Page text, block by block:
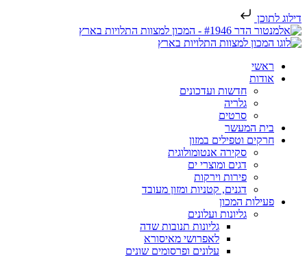
דילוג לתוכן
ראשי
אודות
חדשות ועדכונים
גלריה
סרטים
בית המעשר
חרקים וטפילים במזון
סקירה אנטומולוגית
דגים ומוצרי ים
פירות וירקות
דגנים, קטניות ומזון מעובד
פעילות המכון
גליונות ועלונים
גליונות תנובות שדה
לאפרושי מאיסורא
עלונים ופרסומים שונים